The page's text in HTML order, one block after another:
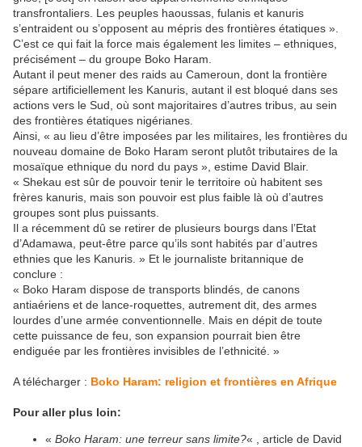
transfrontaliers. Les peuples haoussas, fulanis et kanuris
s’entraident ou s’opposent au mépris des frontières étatiques ».
C’est ce qui fait la force mais également les limites – ethniques,
précisément – du groupe Boko Haram.
Autant il peut mener des raids au Cameroun, dont la frontière
sépare artificiellement les Kanuris, autant il est bloqué dans ses
actions vers le Sud, où sont majoritaires d’autres tribus, au sein
des frontières étatiques nigérianes.
Ainsi, « au lieu d’être imposées par les militaires, les frontières du
nouveau domaine de Boko Haram seront plutôt tributaires de la
mosaïque ethnique du nord du pays », estime David Blair.
« Shekau est sûr de pouvoir tenir le territoire où habitent ses
frères kanuris, mais son pouvoir est plus faible là où d’autres
groupes sont plus puissants.
Il a récemment dû se retirer de plusieurs bourgs dans l’Etat
d’Adamawa, peut-être parce qu’ils sont habités par d’autres
ethnies que les Kanuris. » Et le journaliste britannique de
conclure :
« Boko Haram dispose de transports blindés, de canons
antiaériens et de lance-roquettes, autrement dit, des armes
lourdes d’une armée conventionnelle. Mais en dépit de toute
cette puissance de feu, son expansion pourrait bien être
endiguée par les frontières invisibles de l’ethnicité. »
A télécharger : Boko Haram: religion et frontières en Afrique
Pour aller plus loin:
« Boko Haram: une terreur sans limite?« , article de David